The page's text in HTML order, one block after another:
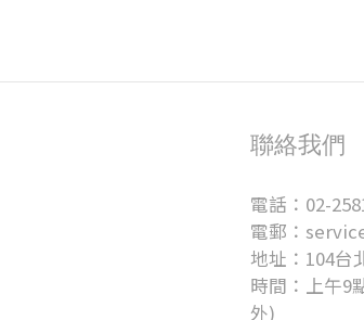
聯絡我們
電話：02-
電郵：
地址：104台
時間：上午9
外)